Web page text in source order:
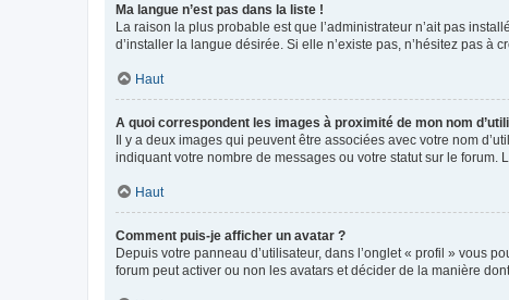
Ma langue n’est pas dans la liste !
La raison la plus probable est que l’administrateur n’ait pas
d’installer la langue désirée. Si elle n’existe pas, n’hésitez pas à
Haut
A quoi correspondent les images à proximité de mon nom
Il y a deux images qui peuvent être associées avec votre nom
indiquant votre nombre de messages ou votre statut sur le forum.
Haut
Comment puis-je afficher un avatar ?
Depuis votre panneau d’utilisateur, dans l’onglet « profil » vous
forum peut activer ou non les avatars et décider de la manière